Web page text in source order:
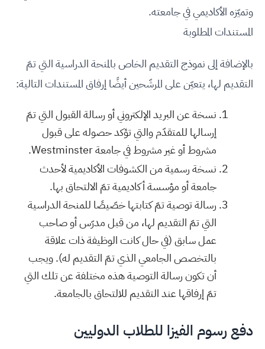
وتميّزه الأكاديمي في جامعته.
المستندات المطلوبة
بالإضافة إلى نموذج التقديم الخاص بالمنحة الدراسية التي تمّ
التقديم لها، يتعيّن على المرشّحين أيضًا إرفاق المستندات التالية:
نسخة عن البريد الإلكتروني أو رسالة القبول التي تمّ
إرسالها للمتقدّم والتي تؤكد حصوله على قبول
مشروط أو غير مشروط في جامعة Westminster.
نسخة رسمية من الكشوفات الأكاديمية لأحدث
جامعة أو مؤسسة أكاديمية تمّ الالتحاق بها.
رسالة توصية تمّ كتابتها خصّيصًا للمنحة الدراسية
التي تمّ التقديم لها، من قبل مدرّس أو صاحب
عمل سابق (في حال كانت الوظيفة ذات علاقة
بالتخصص الجامعي الذي تمّ التقديم له). ويجب
أن تكون رسالة التوصية هذه مختلفة عن تلك التي
تمّ إرفاقها عند التقديم للالتحاق بالجامعة.
دفع رسوم الفيزا للطلاب الدوليين